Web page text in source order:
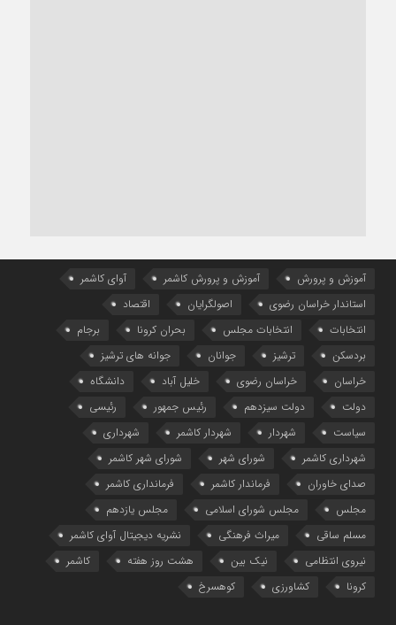
آموزش و پرورش آموزش و پرورش کاشمر
آوای کاشمر
استاندار خراسان رضوی
اصولگرایان
اقتصاد
انتخابات
انتخابات مجلس بحران کرونا
برجام
بردسکن
ترشیز جوانان
جوانه های ترشیز
خراسان
خراسان رضوی خلیل آباد
دانشگاه
دولت
دولت سیزدهم رئیس جمهور
رئیسی
سیاست
شهردار شهردار کاشمر
شهرداری
شهرداری کاشمر
شورای شهر
شورای شهر کاشمر
صدای خاوران
فرماندار کاشمر
فرمانداری کاشمر
مجلس
مجلس شورای اسلامی
مجلس یازدهم
مسلم ساقی
میراث فرهنگی
نشریه دیجیتال آوای کاشمر
نیروی انتظامی
نیک بین هشت روز هفته
کاشمر
کرونا
کشاورزی کوهسرخ